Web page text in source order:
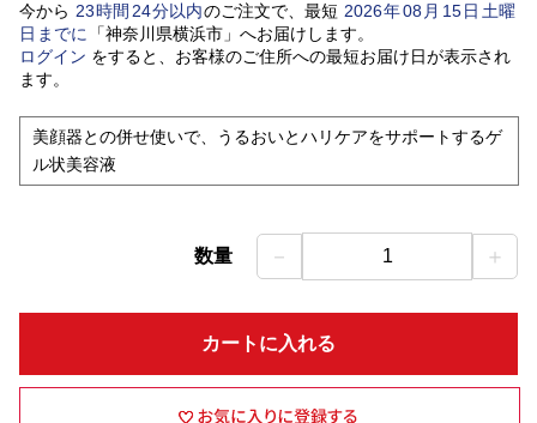
今から 23時間 24分以内のご注文で、最短 2026年08 月 15日土曜
日 までに 「神奈川県横浜市」 へお届けします。
ログイン をすると、お客様のご住所への最短お届け日が表示され
ます。
美顔器との併せ使いで、うるおいとハリケアをサポートするゲ
ル状美容液
数量 － 1 ＋
カートに入れる